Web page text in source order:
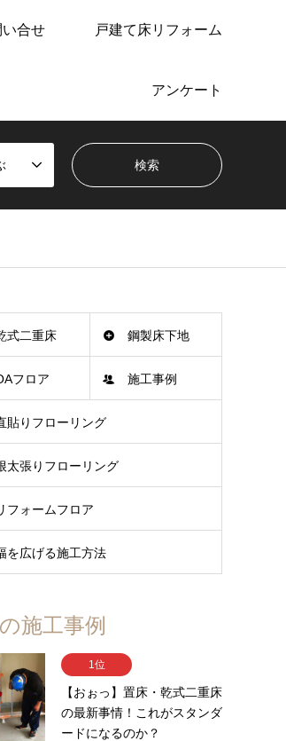
い合せ 戸建て床リフォーム
アンケート
式二重床 鋼製床下地
フロア 施工事例
貼りフローリング
太張りフローリング
フォームフロア
を広げる施工方法
施工事例
1位
【おぉっ】置床・乾式二重床
の最新事情！これがスタンダ
ードになるのか？